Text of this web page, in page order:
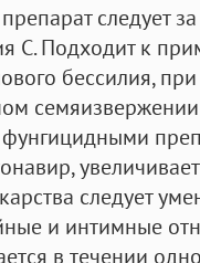
следует
С. Подходит к
бессилия,
следует
и интимные
в течении